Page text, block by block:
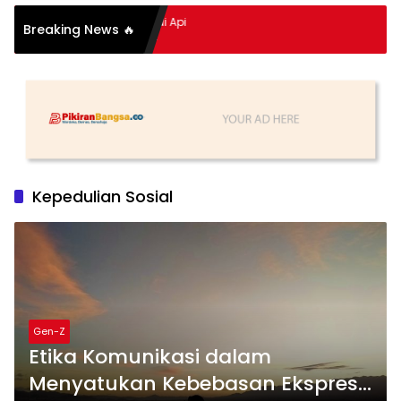
Breaking News 🔥
Hidup Meledak Jadi Api
Tragedi Menteng-
Maling Ayam di Bali
Kepedulian Sosial
Gen-Z
Etika Komunikasi dalam
Menyatukan Kebebasan Ekspresi